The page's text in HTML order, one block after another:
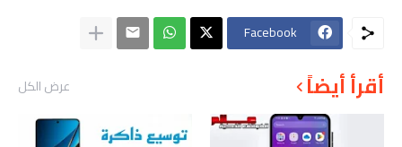
Facebook
أقرأ أيضاً عرض الكل